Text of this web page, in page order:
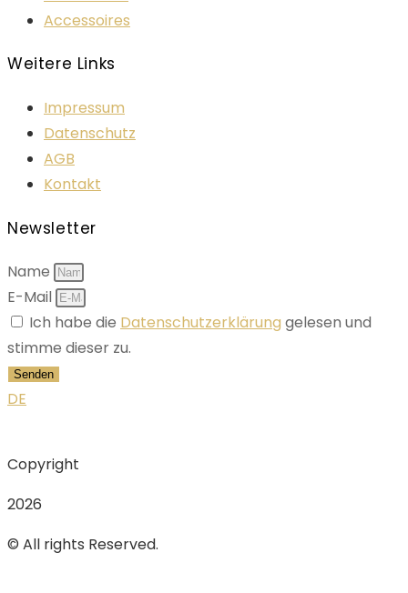
Accessoires
Weitere Links
Impressum
Datenschutz
AGB
Kontakt
Newsletter
Name
E-Mail
Ich habe die Datenschutzerklärung gelesen und
stimme dieser zu.
Senden
DE
Copyright
2026
© All rights Reserved.